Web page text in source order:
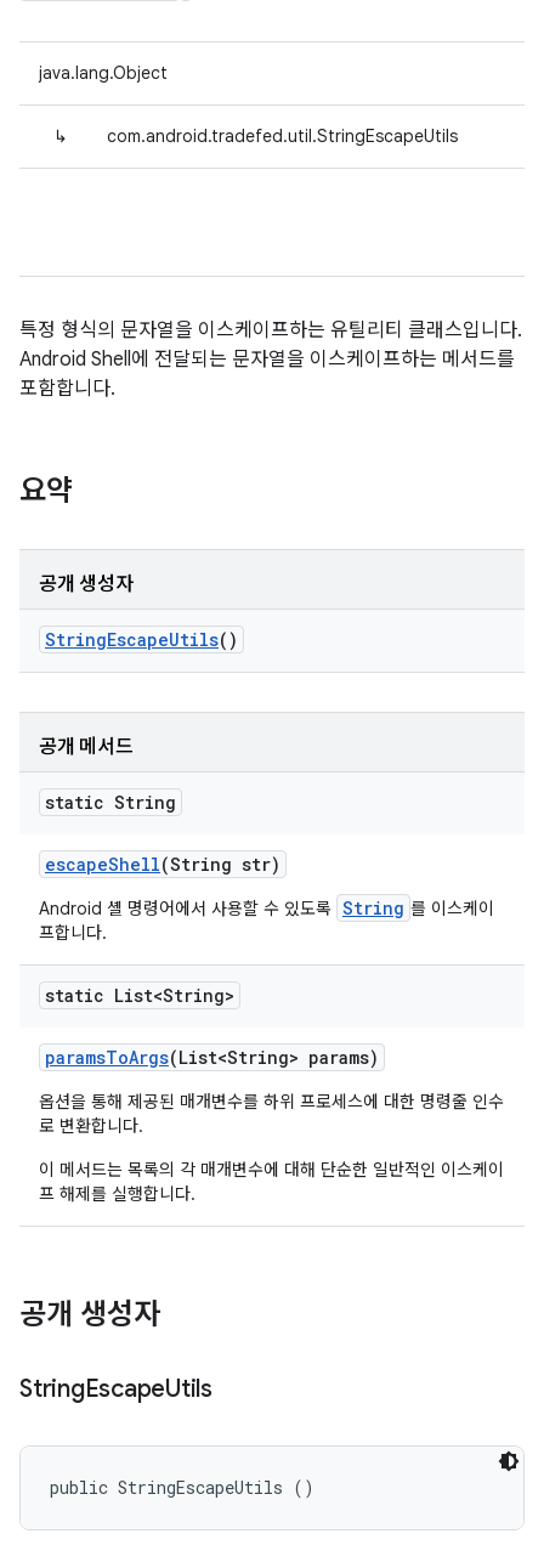
java.lang.Object
↳ com.android.tradefed.util.StringEscapeUtils
특정 형식의 문자열을 이스케이프하는 유틸리티 클래스입니다.
Android Shell에 전달되는 문자열을 이스케이프하는 메서드를
포함합니다.
요약
공개 생성자
StringEscapeUtils()
공개 메서드
static String
escapeShell(String str)
Android 셸 명령어에서 사용할 수 있도록 String 를 이스케이
프합니다.
static List<String>
paramsToArgs(List<String> params)
옵션을 통해 제공된 매개변수를 하위 프로세스에 대한 명령줄 인수
로 변환합니다.
이 메서드는 목록의 각 매개변수에 대해 단순한 일반적인 이스케이
프 해제를 실행합니다.
공개 생성자
StringEscapeUtils
public StringEscapeUtils ()